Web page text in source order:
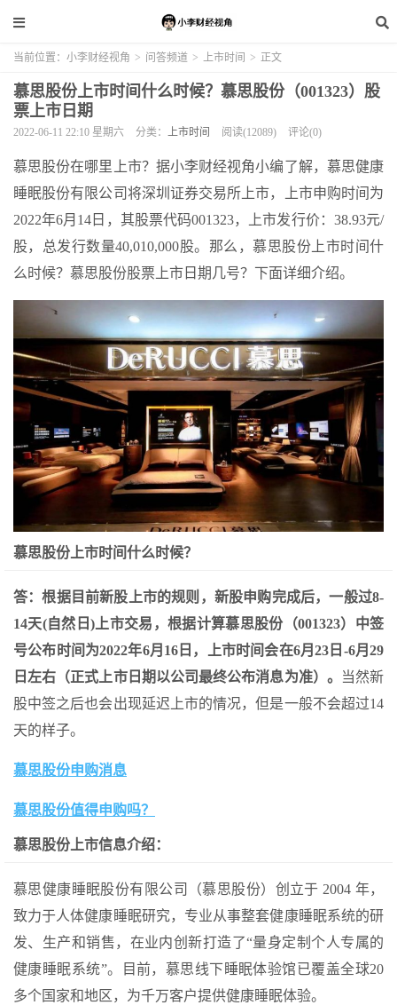
当前位置： 小李财经视角 > 问答频道 > 上市时间 > 正文
慕思股份上市时间什么时候？慕思股份（001323）股
票上市日期
2022-06-11 22:10 星期六 分类： 上市时间 阅读(12089) 评论(0)
慕思股份在哪里上市？据小李财经视角小编了解，慕思健康
睡眠股份有限公司将深圳证券交易所上市，上市申购时间为
2022年6月14日，其股票代码001323，上市发行价：38.93元/
股，总发行数量40,010,000股。那么，慕思股份上市时间什
么时候？慕思股份股票上市日期几号？下面详细介绍。
慕思股份上市时间什么时候？
答：根据目前新股上市的规则，新股申购完成后，一般过8-
14天(自然日)上市交易，根据计算慕思股份（001323）中签
号公布时间为2022年6月16日，上市时间会在6月23日-6月29
日左右（正式上市日期以公司最终公布消息为准）。
当然新
股中签之后也会出现延迟上市的情况，但是一般不会超过14
天的样子。
慕思股份申购消息
慕思股份值得申购吗？
慕思股份上市信息介绍：
慕思健康睡眠股份有限公司（慕思股份）创立于 2004 年，
致力于人体健康睡眠研究，专业从事整套健康睡眠系统的研
发、生产和销售，在业内创新打造了“量身定制个人专属的
健康睡眠系统”。目前，慕思线下睡眠体验馆已覆盖全球20
多个国家和地区，为千万客户提供健康睡眠体验。